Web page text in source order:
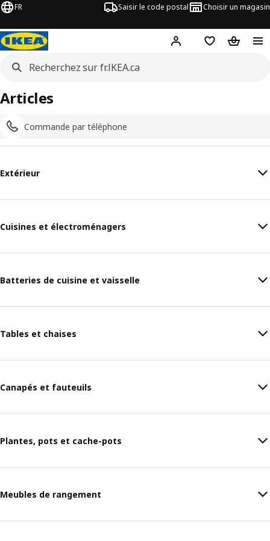
FR Saisir le code postal Choisir un magasin
Hej ! Connectez-vous
Liste d'achats
Panier
Commande par téléphone
Articles
Extérieur
Cuisines et électroménagers
Batteries de cuisine et vaisselle
Tables et chaises
Canapés et fauteuils
Plantes, pots et cache-pots
Meubles de rangement